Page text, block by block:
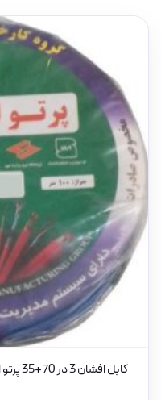
کابل افشان 3 در 70+35 پرتو الکتریک